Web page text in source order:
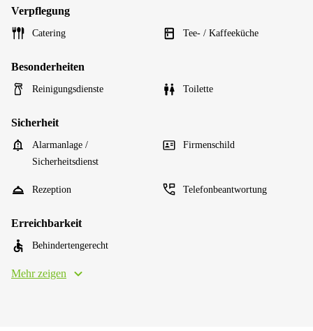
Verpflegung
Catering Tee- / Kaffeeküche
Besonderheiten
Reinigungsdienste Toilette
Sicherheit
Alarmanlage /
Sicherheitsdienst
Firmenschild
Rezeption Telefonbeantwortung
Erreichbarkeit
Behindertengerecht
Mehr zeigen